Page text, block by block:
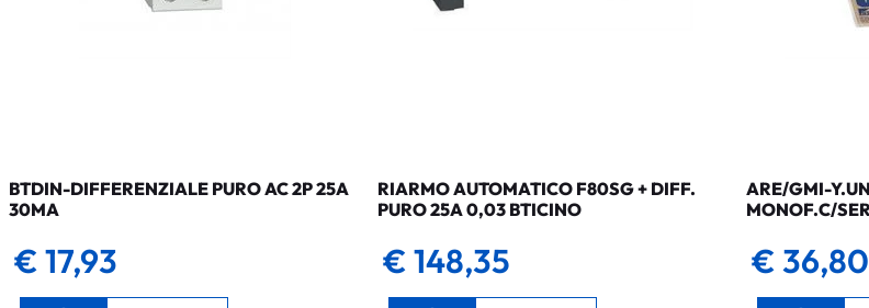
BTDIN-DIFFERENZIALE PURO AC 2P 25A
30MA
€ 17,93
RIARMO AUTOMATICO F80SG + DIFF.
PURO 25A 0,03 BTICINO
€ 148,35
ARE/GMI-
MONOF.C/
€ 36,80